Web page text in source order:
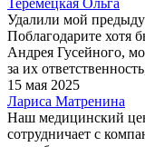
Теремецкая Ольга
Удалили мой
Поблагодарите хотя
Андрея Гусейного,
за их
15 мая 2025
Лариса Матренина
Наш медицинский
сотрудничает с